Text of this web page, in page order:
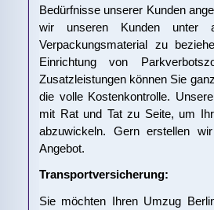
Bedürfnisse unserer Kunden
wir unseren Kunden unter
Verpackungsmaterial zu
Einrichtung von
Zusatzleistungen können Sie
die volle Kostenkontrolle.
mit Rat und Tat zu Seite, um
abzuwickeln. Gern erstellen
Angebot.
Transportversicherung:
Sie möchten Ihren Umzug